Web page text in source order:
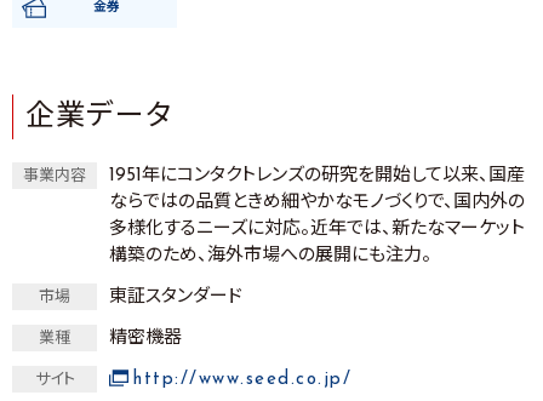
金券
企業データ
事業内容
1951年にコンタクトレンズの研究を開始して以来、国産
ならではの品質ときめ細やかなモノづくりで、国内外の
多様化するニーズに対応。近年では、新たなマーケット
構築のため、海外市場への展開にも注力。
市場 東証スタンダード
業種 精密機器
サイト http://www.seed.co.jp/